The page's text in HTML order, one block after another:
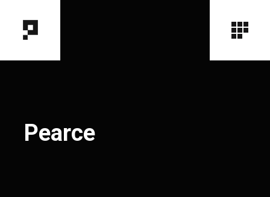
Pearce